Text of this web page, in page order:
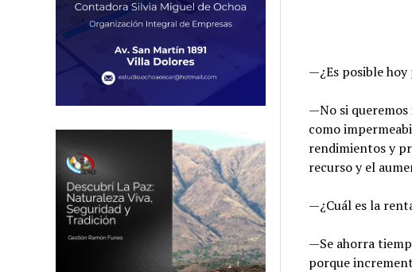
—¿Es posible
—No si
como
rendimientos y
recurso y el
—¿Cuál es la
—Se ahorra
porque